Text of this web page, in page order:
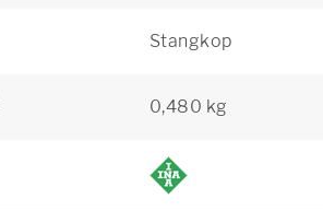
Stangkop
0,480 kg